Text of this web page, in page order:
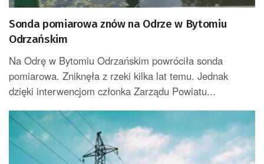
Sonda pomiarowa znów na Odrze w Bytomiu
Odrzańskim
Na Odrę w Bytomiu Odrzańskim powróciła sonda
pomiarowa. Zniknęła z rzeki kilka lat temu. Jednak
dzięki interwencjom członka Zarządu Powiatu...